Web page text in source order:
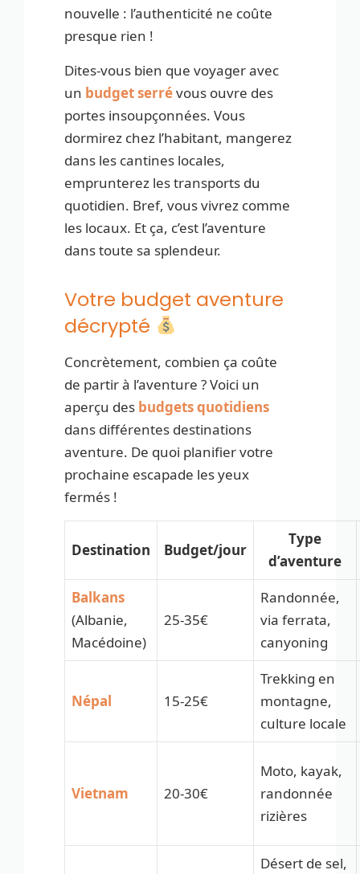
nouvelle : l’authenticité ne coûte
presque rien !
Dites-vous bien que voyager avec
un budget serrévous ouvre des
portes insoupçonnées. Vous
dormirez chez l’habitant, mangerez
dans les cantines locales,
emprunterez les transports du
quotidien. Bref, vous vivrez comme
les locaux. Et ça, c’est l’aventure
dans toute sa splendeur.
Votre budget aventure
décrypté
Concrètement, combien ça coûte
de partir à l’aventure ? Voici un
aperçu des budgets quotidiens
dans différentes destinations
aventure. De quoi planifier votre
prochaine escapade les yeux
fermés !
Destination Budget/jour
Type
d’aventure
Balkans
(Albanie,
Macédoine)
25-35€
Randonnée,
via ferrata,
canyoning
Népal 15-25€
Trekking en
montagne,
culture locale
Vietnam 20-30€
Moto, kayak,
randonnée
rizières
Désert de sel,